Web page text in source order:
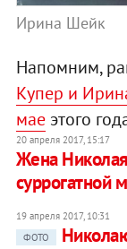
Ирина Шейк
Напомним,
Купер и
маеэтого
20 апреля 2017, 15:17
Жена
суррогатной
19 апреля 2017, 10:31
ФОТО